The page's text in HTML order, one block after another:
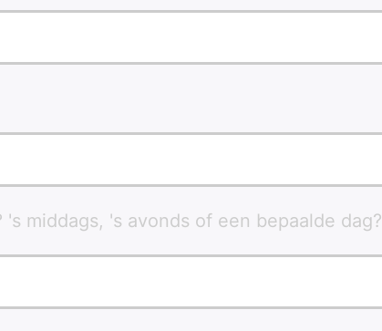
middags, 's avonds of een bepaalde dag?